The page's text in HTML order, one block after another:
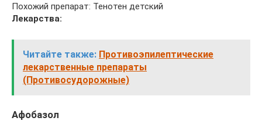
Похожий препарат: Тенотен детский
Лекарства:
Читайте также: Противоэпилептические
лекарственные препараты
(Противосудорожные)
Афобазол